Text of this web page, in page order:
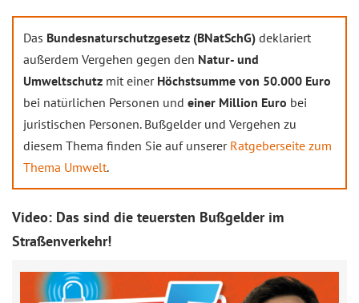
Das Bundesnaturschutzgesetz (BNatSchG) deklariert
außerdem Vergehen gegen den Natur- und
Umweltschutz mit einer Höchstsumme von 50.000 Euro
bei natürlichen Personen und einer Million Euro bei
juristischen Personen. Bußgelder und Vergehen zu
diesem Thema finden Sie auf unserer Ratgeberseite zum
Thema Umwelt.
Video: Das sind die teuersten Bußgelder im
Straßenverkehr!